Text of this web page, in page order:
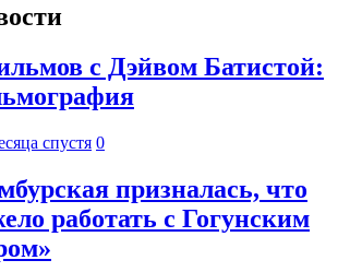
с Дэйвом Батистой:
спустя 0
призналась, что
работать с Гогунским